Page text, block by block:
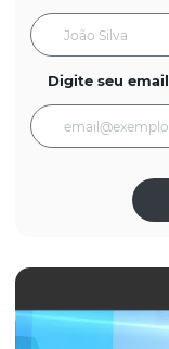
Digite seu email